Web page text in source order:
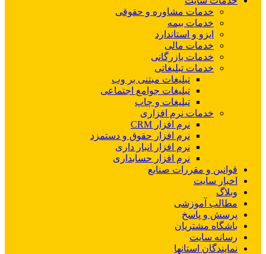
خدمات مشاوره و حقوقی
خدمات بیمه
ایزو و استاندارد
خدمات مالی
خدمات بازرگانی
خدمات تبلیغاتی
تبلیغات مبتنی بر وب
تبلیغات جوامع اجتماعی
تبلیغات و چاپ
خدمات نرم افزاری
نرم افزار CRM
نرم افزار حقوق و دستمزد
نرم افزار انبار داری
نرم افزار حسابداری
قوانین و مقررات صنایع
اخبار سایت
وبلاگ
مطالب آموزشی
پرسش و پاسخ
باشگاه مشتریان
رسانه سایت
نمایندگان استانها